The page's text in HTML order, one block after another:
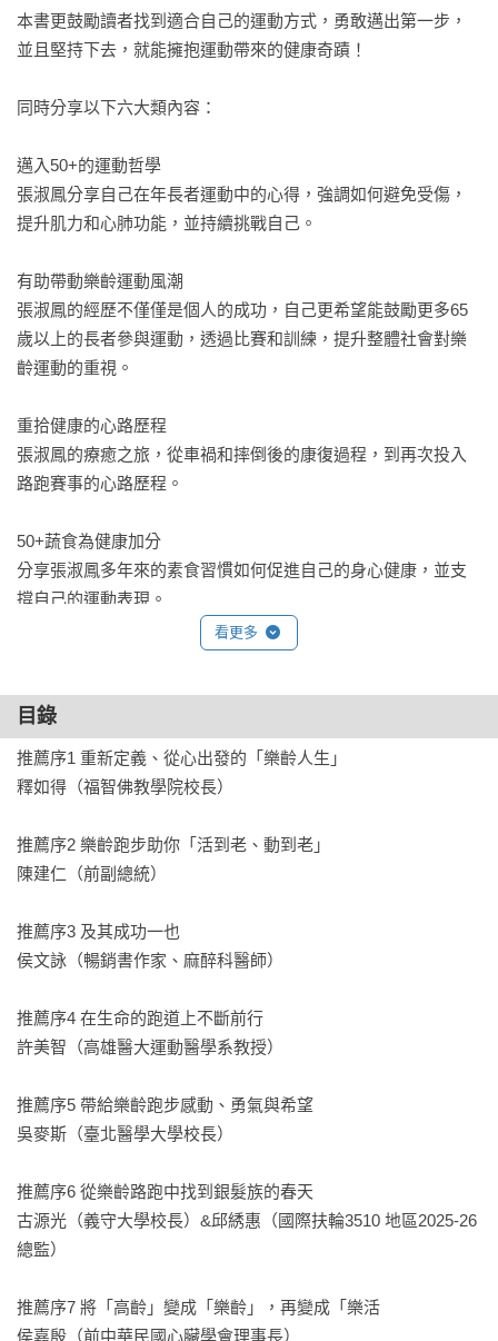
本書更鼓勵讀者找到適合自己的運動方式，勇敢邁出第一步，
並且堅持下去，就能擁抱運動帶來的健康奇蹟！
同時分享以下六大類內容：
邁入50+的運動哲學
張淑鳳分享自己在年長者運動中的心得，強調如何避免受傷，
提升肌力和心肺功能，並持續挑戰自己。
有助帶動樂齡運動風潮
張淑鳳的經歷不僅僅是個人的成功，自己更希望能鼓勵更多65
歲以上的長者參與運動，透過比賽和訓練，提升整體社會對樂
齡運動的重視。
重拾健康的心路歷程
張淑鳳的療癒之旅，從車禍和摔倒後的康復過程，到再次投入
路跑賽事的心路歷程。
50+蔬食為健康加分
分享張淑鳳多年來的素食習慣如何促進自己的身心健康，並支
撐自己的運動表現。
身體和心理上的挑戰。
完全解惑！樂齡跑步迷思Q&A
徹底解除關於樂齡跑步的安全性、益處和如何進行跑步計畫等
看更多
目錄
推薦序1 重新定義、從心出發的「樂齡人生」
釋如得（福智佛教學院校長）
推薦序2 樂齡跑步助你「活到老、動到老」
陳建仁（前副總統）
推薦序3 及其成功一也
侯文詠（暢銷書作家、麻醉科醫師）
推薦序4 在生命的跑道上不斷前行
許美智（高雄醫大運動醫學系教授）
推薦序5 帶給樂齡跑步感動、勇氣與希望
吳麥斯（臺北醫學大學校長）
推薦序6 從樂齡路跑中找到銀髮族的春天
古源光（義守大學校長）&邱綉惠（國際扶輪3510 地區2025-26
總監）
推薦序7 將「高齡」變成「樂齡」，再變成「樂活
侯嘉殷（前中華民國心臟學會理事長）